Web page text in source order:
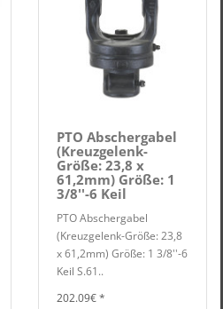
PTO Abschergabel
(Kreuzgelenk-
Größe: 23,8 x
61,2mm) Größe: 1
3/8''-6 Keil
PTO Abschergabel
(Kreuzgelenk-Größe: 23,8
x 61,2mm) Größe: 1 3/8''-6
Keil S.61..
202.09€ *